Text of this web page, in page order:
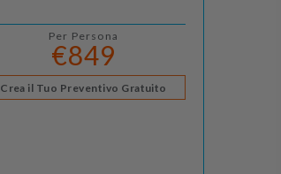
Per Persona
€849
Crea il Tuo Preventivo Gratuito